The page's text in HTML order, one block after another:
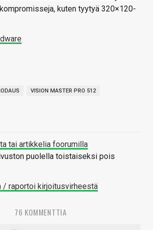
kuten tyytyä 320×120-
VISION MASTER PRO 512
tai artikkelia foorumilla
puolella toistaiseksi pois
/ raportoi kirjoitusvirheestä
76 KOMMENTTIA